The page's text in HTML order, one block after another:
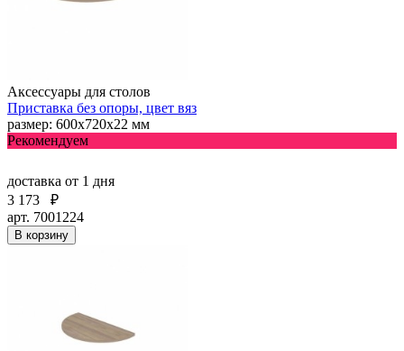
Аксессуары для столов
Приставка без опоры, цвет вяз
размер: 600х720х22 мм
Рекомендуем
доставка от 1 дня
3 173
₽
арт. 7001224
В корзину